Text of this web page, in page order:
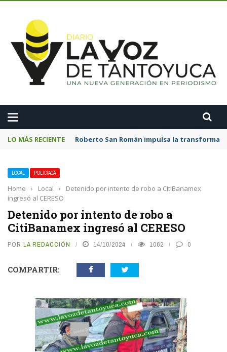
LO MÁS RECIENTE Roberto San Román impulsa la
LOCAL POLICIACA
Home › Local ›
Detenido por intento de robo a CitiBanamex
ingresó al CERESO
Detenido por intento de robo a
CitiBanamex ingresó al CERESO
POR LA REDACCIÓN 14/10/2024 1062 0
COMPARTIR: